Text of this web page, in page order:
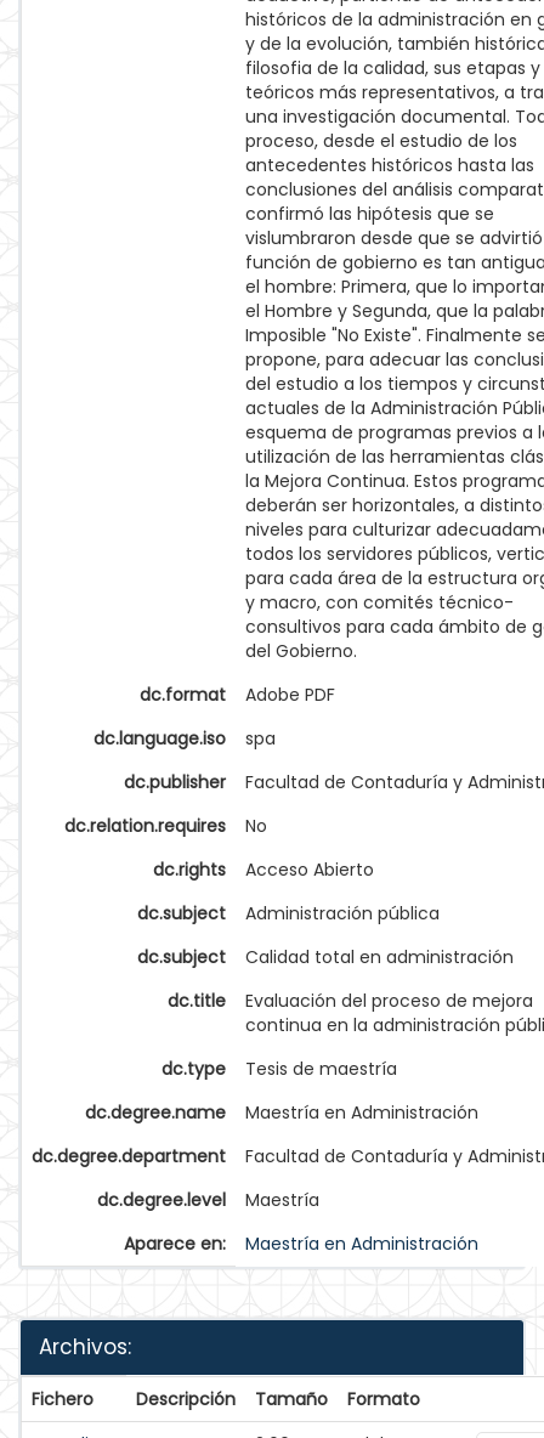
históricos de la administración en
y de la evolución, también
filosofia de la calidad, sus etapas y
teóricos más representativos, a
una investigación documental.
proceso, desde el estudio de los
antecedentes históricos hasta las
conclusiones del análisis
confirmó las hipótesis que se
vislumbraron desde que se
función de gobierno es tan
el hombre: Primera, que lo
el Hombre y Segunda, que la
Imposible "No Existe". Finalmente
propone, para adecuar las
del estudio a los tiempos y
actuales de la Administración
esquema de programas previos a
utilización de las herramientas
la Mejora Continua. Estos
deberán ser horizontales, a
niveles para culturizar
todos los servidores públicos,
para cada área de la estructura
y macro, con comités técnico-
consultivos para cada ámbito de
del Gobierno.
dc.format
Adobe PDF
dc.language.iso
spa
dc.publisher
Facultad de Contaduría y
dc.relation.requires
No
dc.rights
Acceso Abierto
dc.subject
Administración pública
dc.subject
Calidad total en administración
dc.title
Evaluación del proceso de mejora
continua en la administración
dc.type
Tesis de maestría
dc.degree.name
Maestría en Administración
dc.degree.department
Facultad de Contaduría y
dc.degree.level
Maestría
Aparece en:
Maestría en Administración
Archivos:
Fichero Descripción Tamaño
Formato